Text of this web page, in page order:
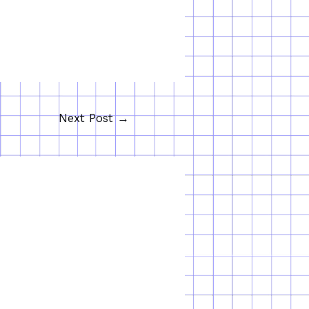
Next Post→